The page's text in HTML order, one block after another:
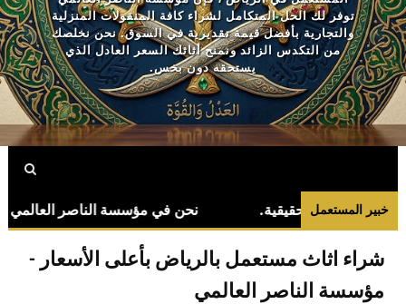
توفر لك الحل المتكامل لشراء كافة المنقولات المنزلية
والتجارية بأفضل قيمة تقديرية في السوق. نحن نخلصك
من التكدس الزائد ونمنح أثاثك السعر العادل الذي
يستحقه دون بخس.
خبير المستعمل
شراء اثاث مستعمل بالرياض بأعلى الأسعار -
مؤسسة الناصر العالمي